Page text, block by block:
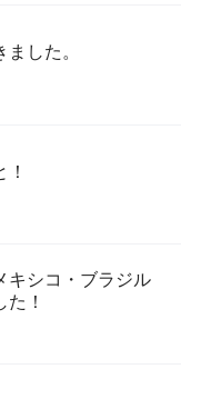
した。
キシコ・ブラジル
！